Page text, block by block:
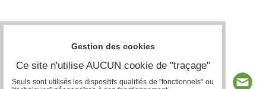
Gestion des cookies
Ce site n'utilise AUCUN cookie de "traçage"
Seuls sont utilisés les dispositifs qualifiés de "fonctionnels" ou